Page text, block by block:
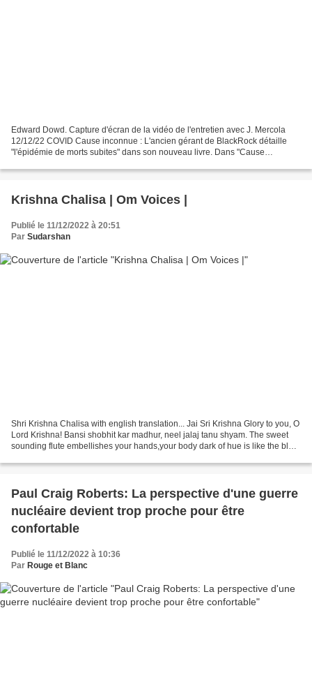
Edward Dowd. Capture d'écran de la vidéo de l'entretien avec J. Mercola
12/12/22 COVID Cause inconnue : L'ancien gérant de BlackRock détaille
"l'épidémie de morts subites" dans son nouveau livre. Dans "Cause
Krishna Chalisa | Om Voices |
Publié le 11/12/2022 à 20:51
Par Sudarshan
Shri Krishna Chalisa with english translation... Jai Sri Krishna Glory to you, O
Lord Krishna! Bansi shobhit kar madhur, neel jalaj tanu shyam. The sweet
sounding flute embellishes your hands,your body dark of hue is like the blue
Paul Craig Roberts: La perspective d'une guerre
nucléaire devient trop proche pour être
confortable
Publié le 11/12/2022 à 10:36
Par Rouge et Blanc